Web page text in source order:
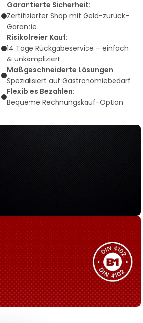
Garantierte Sicherheit:
Zertifizierter Shop mit Geld-zurück-
Garantie
Risikofreier Kauf:
14 Tage Rückgabeservice – einfach
& unkompliziert
Maßgeschneiderte Lösungen:
Spezialisiert auf Gastronomiebedarf
Flexibles Bezahlen:
Bequeme Rechnungskauf-Option
Sie haben nicht das passende
Produkt gefunden?
Wir helfen Ihnen gerne weiter!